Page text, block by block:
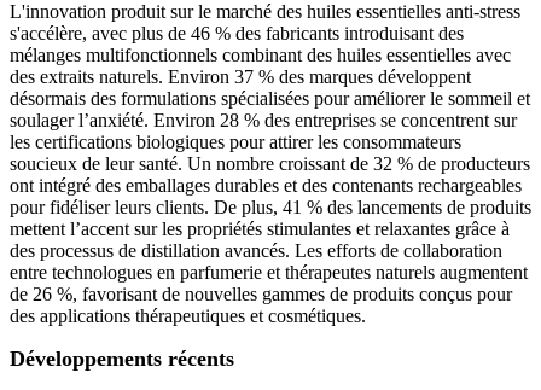
L'innovation produit sur le marché des huiles essentielles anti-stress
s'accélère, avec plus de 46 % des fabricants introduisant des
mélanges multifonctionnels combinant des huiles essentielles avec
des extraits naturels. Environ 37 % des marques développent
désormais des formulations spécialisées pour améliorer le sommeil et
soulager l’anxiété. Environ 28 % des entreprises se concentrent sur
les certifications biologiques pour attirer les consommateurs
soucieux de leur santé. Un nombre croissant de 32 % de producteurs
ont intégré des emballages durables et des contenants rechargeables
pour fidéliser leurs clients. De plus, 41 % des lancements de produits
mettent l’accent sur les propriétés stimulantes et relaxantes grâce à
des processus de distillation avancés. Les efforts de collaboration
entre technologues en parfumerie et thérapeutes naturels augmentent
de 26 %, favorisant de nouvelles gammes de produits conçus pour
des applications thérapeutiques et cosmétiques.
Développements récents